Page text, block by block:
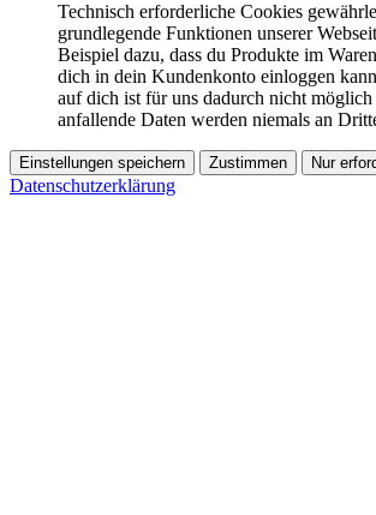
Technisch erforderliche Cookies
grundlegende Funktionen unserer
Beispiel dazu, dass du Produkte im
dich in dein Kundenkonto einloggen
auf dich ist für uns dadurch nicht
anfallende Daten werden niemals an
Einstellungen speichern Zustimmen Nur
Datenschutzerklärung